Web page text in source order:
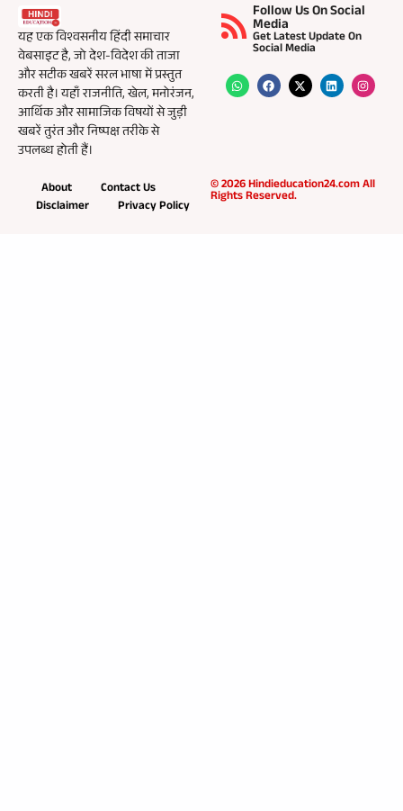
यह एक विश्वसनीय हिंदी समाचार
वेबसाइट है, जो देश-विदेश की ताजा
और सटीक खबरें सरल भाषा में प्रस्तुत
करती है। यहाँ राजनीति, खेल, मनोरंजन,
आर्थिक और सामाजिक विषयों से जुड़ी
खबरें तुरंत और निष्पक्ष तरीके से
उपलब्ध होती हैं।
Follow Us On Social
Media
Get Latest Update On
Social Media
About
Contact Us
Disclaimer
Privacy Policy
© 2026 Hindieducation24.com All
Rights Reserved.